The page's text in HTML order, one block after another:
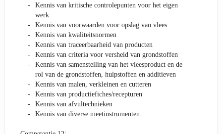
Kennis van kritische controlepunten voor het eigen
werk
Kennis van voorwaarden voor opslag van vlees
Kennis van kwaliteitsnormen
Kennis van traceerbaarheid van producten
Kennis van criteria voor versheid van grondstoffen
Kennis van samenstelling van het vleesproduct en de
rol van de grondstoffen, hulpstoffen en additieven
Kennis van malen, verkleinen en cutteren
Kennis van productiefiches/recepturen
Kennis van afvultechnieken
Kennis van diverse meetinstrumenten